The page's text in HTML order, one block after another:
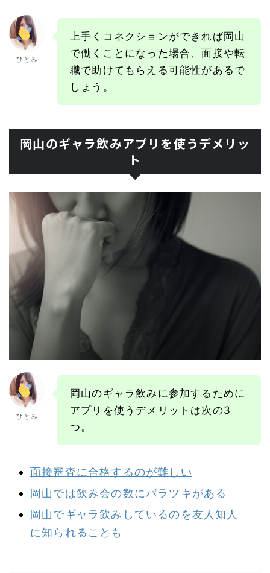
ひとみ
上手くコネクションができれば岡山
で働くことになった場合、面接や転
職で助けてもらえる可能性があるで
しょう。
岡山のギャラ飲みアプリを使うデメリッ
ト
ひとみ
岡山のギャラ飲みに参加するために
アプリを使うデメリットは次の3
つ。
面接審査に合格するのが難しい
岡山では飲み会の数にバラツキがある
岡山でギャラ飲みしているのを友人知人
に知られることも